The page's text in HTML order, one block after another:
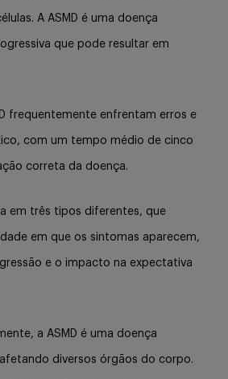
A ASMD é uma doença
que pode resultar em
frequentemente enfrentam erros e
com um tempo médio de cinco
correta da doença.
em três tipos diferentes, que
em que os sintomas aparecem,
e o impacto na expectativa
a ASMD é uma doença
diversos órgãos do corpo.